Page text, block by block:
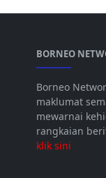
BORNEO
Borneo
maklumat
mewarnai
rangkaian
klik sini